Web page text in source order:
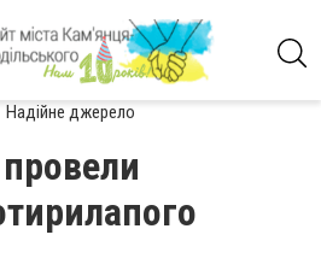
Надійне джерело